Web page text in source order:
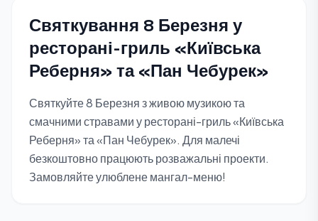
Святкування 8 Березня у
ресторані-гриль «Київська
Реберня» та «Пан Чебурек»
Святкуйте 8 Березня з живою музикою та
смачними стравами у ресторані-гриль «Київська
Реберня» та «Пан Чебурек». Для малечі
безкоштовно працюють розважальні проекти.
Замовляйте улюблене мангал-меню!